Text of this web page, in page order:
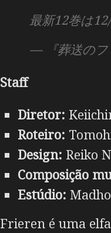
最新12巻は
— 『葬送のフ
Staff
Diretor:
Roteiro:
Design: Reiko
Composição
Estúdio:
Frieren é uma